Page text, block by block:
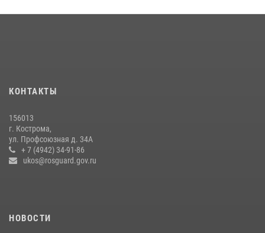
Приглашаем молодежь Костромской области получить образование
в ВУЗах Росгвардии
09 июля 2026, 05:58
КОНТАКТЫ
156013
г. Кострома,
ул. Профсоюзная д. 34А
+ 7 (4942) 34-91-86
ukos@rosguard.gov.ru
НОВОСТИ